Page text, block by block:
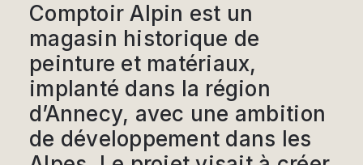
Comptoir Alpin est un
magasin historique de
peinture et matériaux,
implanté dans la région
d’Annecy, avec une ambition
de développement dans les